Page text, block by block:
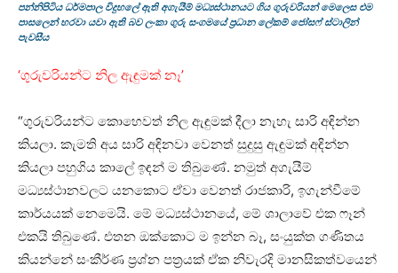
පන්නිපිටිය ධර්මපාල විදුහලේ ඇති අගැයීම් මධ්‍යස්ථානයට ගිය ගුරුවරියන් මෙලෙස එම
පාසලෙන් හරවා යවා ඇති බව ලංකා ගුරු සංගමයේ ප්‍රධාන ලේකම් ජෝසෆ් ස්ටාලින්
පැවසීය
‘ගුරුවරියන්ට නිල ඇඳුමක් නෑ’
“ගුරුවරියන්ට කොහෙවත් නිල ඇඳුමක් දීලා නැහැ සාරි අඳින්න
කියලා. කැමති අය සාරි අඳිනවා වෙනත් සුදුසු ඇඳුමක් අඳින්න
කියලා පහුගිය කාලේ ඉඳන් ම තිබුණේ. නමුත් අගැයීම්
මධ්‍යස්ථානවලට යනකොට ඒවා වෙනත් රාජකාරි, ඉගැන්වීමේ
කාර්යයක් නෙමෙයි. මේ මධ්‍යස්ථානයේ, ⁣මේ ශාලාවේ එක ෆෑන්
එකයි තිබුණේ. එතන ⁣ඔක්කොට ම ඉන්න බෑ, සංයුක්ත ගණිතය
කියන්නේ සංකීර්ණ ප්‍රශ්න පත්‍රයක් ඒක නිවැරදි මානසිකත්වයෙන්